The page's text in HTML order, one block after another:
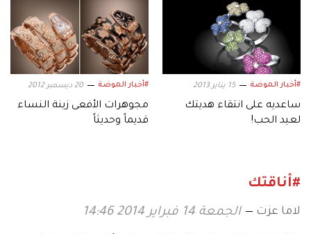
#أخبار الموضة 15 يناير 2013
ساعديه على انتقاء هديتك
لعيد الحب!
#أخبار الموضة 20 ديسمبر 2012
مجوهرات الأفعى زينة النساء
قديماً وحديثاً
#أناقتك
لاما عزت الجمعة 14 فبراير 2014 14:46